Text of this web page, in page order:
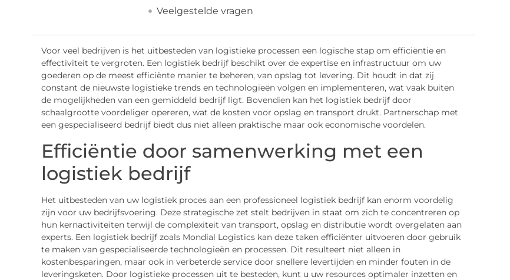
Veelgestelde vragen
Voor veel bedrijven is het uitbesteden van logistieke processen een logische stap om efficiëntie en
effectiviteit te vergroten. Een logistiek bedrijf beschikt over de expertise en infrastructuur om uw
goederen op de meest efficiënte manier te beheren, van opslag tot levering. Dit houdt in dat zij
constant de nieuwste logistieke trends en technologieën volgen en implementeren, wat vaak buiten
de mogelijkheden van een gemiddeld bedrijf ligt. Bovendien kan het logistiek bedrijf door
schaalgrootte voordeliger opereren, wat de kosten voor opslag en transport drukt. Partnerschap met
een gespecialiseerd bedrijf biedt dus niet alleen praktische maar ook economische voordelen.
Efficiëntie door samenwerking met een
logistiek bedrijf
Het uitbesteden van uw logistiek proces aan een professioneel logistiek bedrijf kan enorm voordelig
zijn voor uw bedrijfsvoering. Deze strategische zet stelt bedrijven in staat om zich te concentreren op
hun kernactiviteiten terwijl de complexiteit van transport, opslag en distributie wordt overgelaten aan
experts. Een logistiek bedrijf zoals Mondial Logistics kan deze taken efficiënter uitvoeren door gebruik
te maken van gespecialiseerde technologieën en processen. Dit resulteert niet alleen in
kostenbesparingen, maar ook in verbeterde service door snellere levertijden en minder fouten in de
leveringsketen. Door logistieke processen uit te besteden, kunt u uw resources optimaler inzetten en